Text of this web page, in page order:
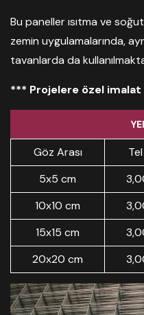
Bu paneller ısıtma ve
zemin uygulamalarında,
tavanlarda da
*** Projelere özel imalat
Göz Arası
5x5 cm
10x10 cm
15x15 cm
20x20 cm